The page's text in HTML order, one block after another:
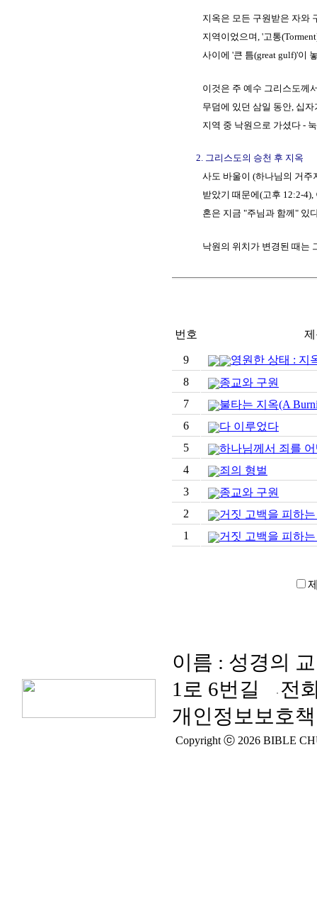
지옥은 모든 구원받은 자와 구
지역이었으며, '고통(Torment)'
사이에 '큰 틈(great gulf)'이 놓
이것은 주 예수 그리스도께서
무덤에 있던 삼일 동안, 십자가
지역 중 낙원으로 가셨다 - 눅
2. 그리스도의 승천 후 지옥
사도 바울이 (하나님의 거주
받았기 때문에(고후 12:2-4),
혼은 지금 "주님과 함께" 있
낙원의 위치가 변경된 때는 그
번호
9
영원한 상태 : 지
8
종교와 구원
7
불타는 지옥(A
6
다 이루었다
5
하나님께서 죄를
4
죄의 형벌
3
종교와 구원
2
거짓 고백을 피하
1
거짓 고백을 피하
이름 : 성경의
1로 6번길
전
개인정보보호
Copyright ⓒ 2026 BIBLE